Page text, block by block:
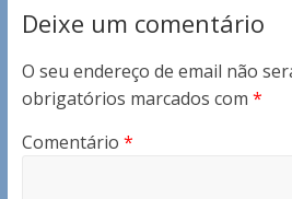
Deixe um comentário
O seu endereço de email não
obrigatórios marcados com *
Comentário *